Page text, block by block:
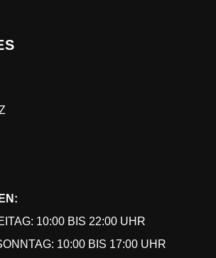
10:00 BIS 22:00 UHR
10:00 BIS 17:00 UHR